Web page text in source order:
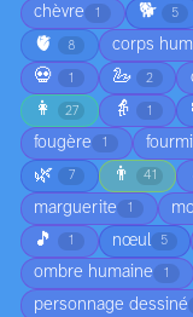
chèvre 1 🐕 5
🫀 8 corps
💀 1 🦢 2
👩 27 👵 1
fougère 1 fourmi
🌿 7 👨 41
marguerite 1
🎵 1 nœul 5
ombre humaine 1
personnage dessiné